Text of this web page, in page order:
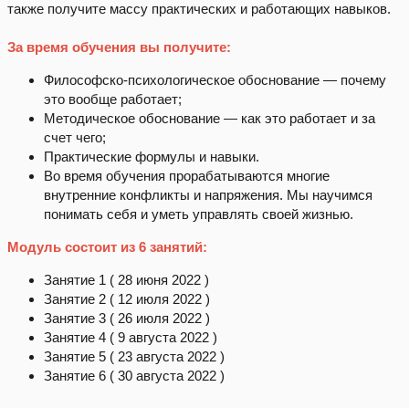
также получите массу практических и работающих навыков.
За время обучения вы получите:
Философско-психологическое обоснование — почему
это вообще работает;
Методическое обоснование — как это работает и за
счет чего;
Практические формулы и навыки.
Во время обучения прорабатываются многие
внутренние конфликты и напряжения. Мы научимся
понимать себя и уметь управлять своей жизнью.
Модуль состоит из 6 занятий:
Занятие 1 ( 28 июня 2022 )
Занятие 2 ( 12 июля 2022 )
Занятие 3 ( 26 июля 2022 )
Занятие 4 ( 9 августа 2022 )
Занятие 5 ( 23 августа 2022 )
Занятие 6 ( 30 августа 2022 )